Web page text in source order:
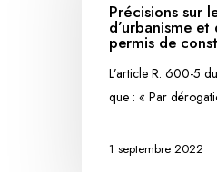
matière
d’urbanisme
recours
Précisions sur
d’urbanisme
permis de
L’article R. 600-5
que : « Par
1 septembre 2022